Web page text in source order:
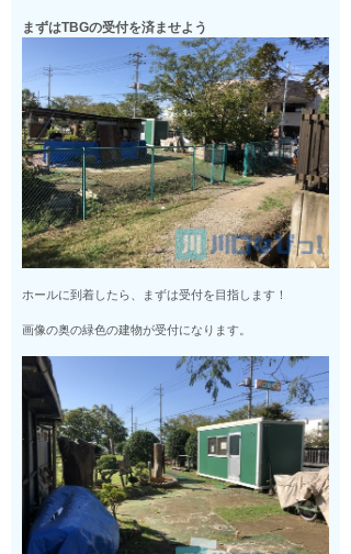
まずはTBGの受付を済ませよう
ホールに到着したら、まずは受付を目指します！
画像の奥の緑色の建物が受付になります。